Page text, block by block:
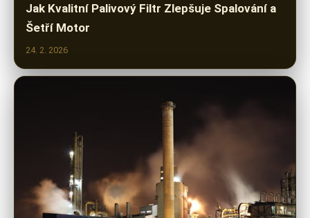
Jak Kvalitní Palivový Filtr Zlepšuje Spalování a
Šetří Motor
24. 2. 2026